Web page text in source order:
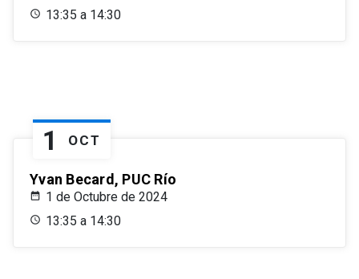
13:35 a 14:30
1 OCT
Yvan Becard, PUC Río
1 de Octubre de 2024
13:35 a 14:30